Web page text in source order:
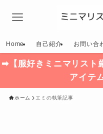
Home 自己紹介 お問い合
➡【服好きミニマリスト
アイテ
ホーム エミの執筆記事